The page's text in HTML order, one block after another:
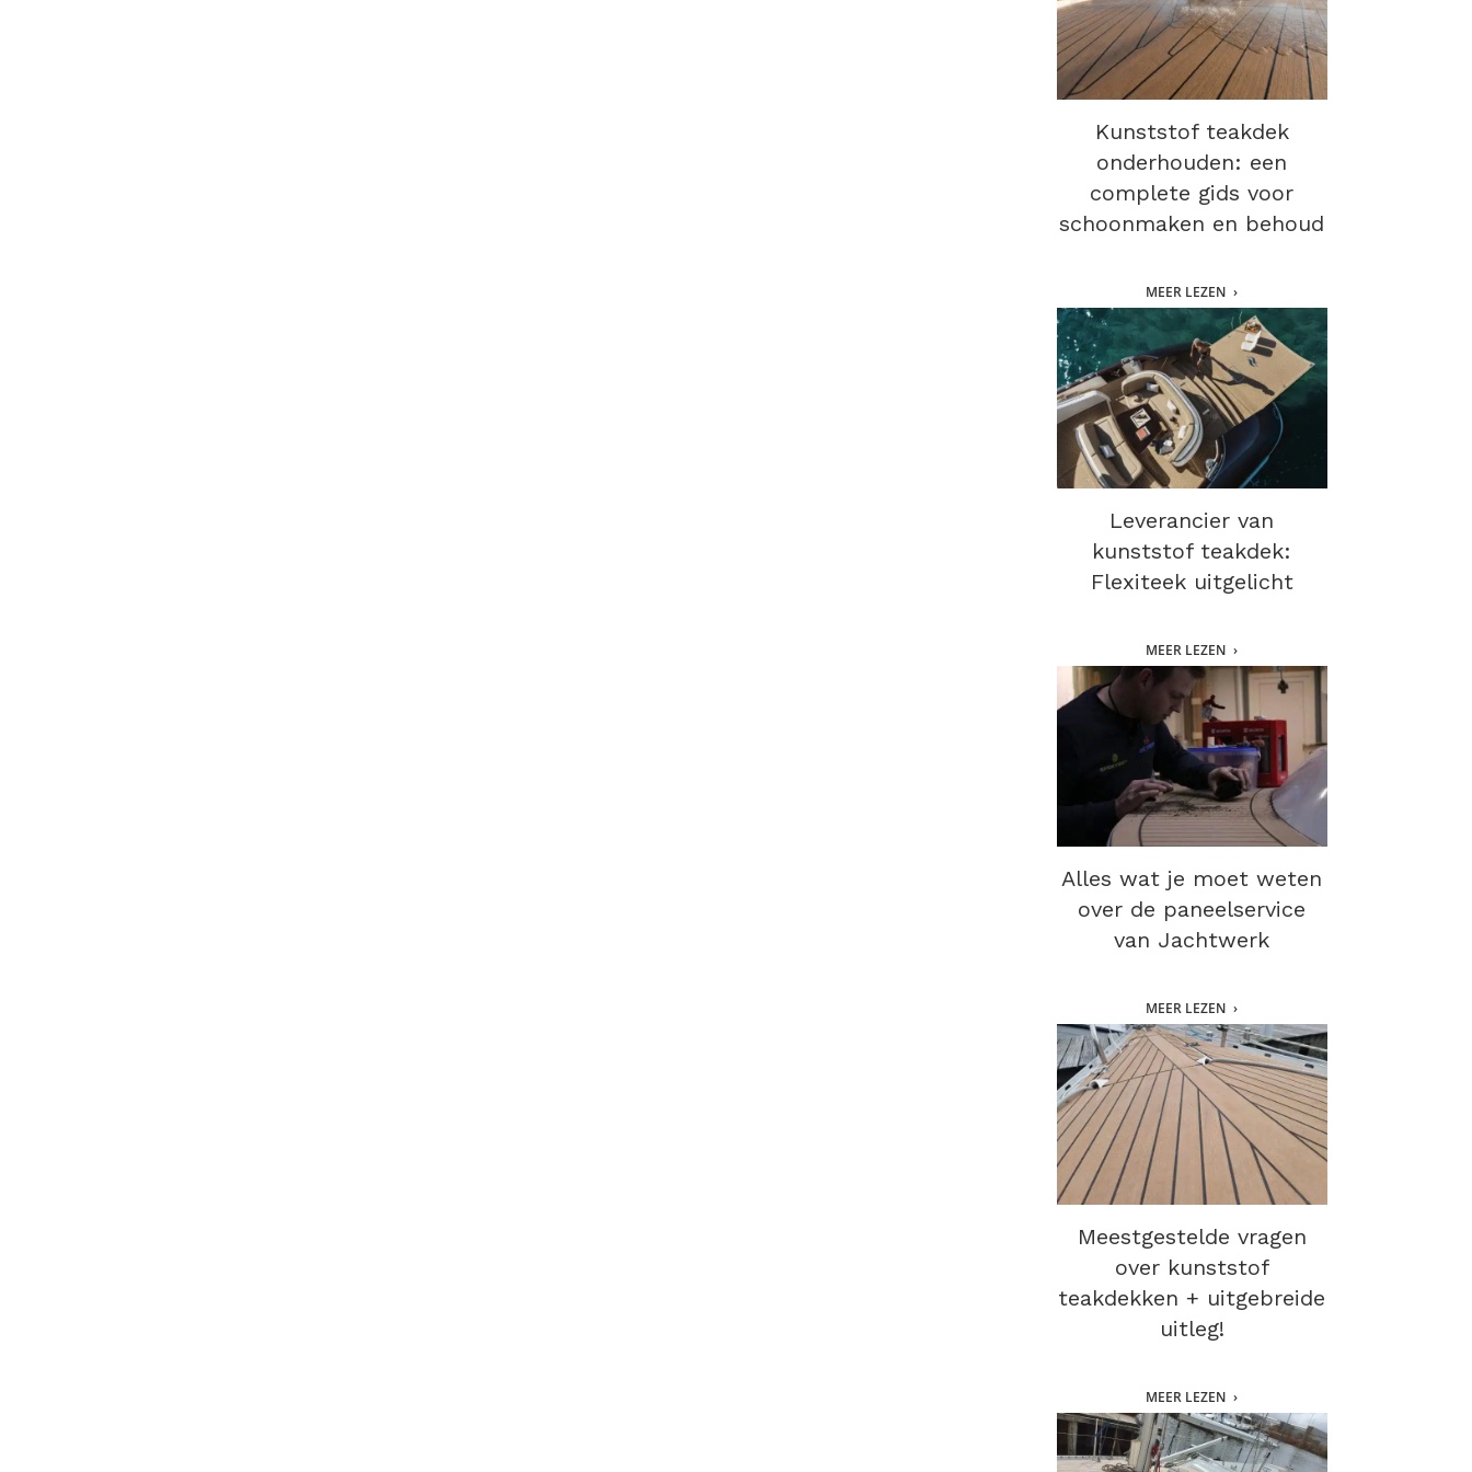
Kunststof teakdek
onderhouden: een
complete gids voor
schoonmaken en behoud
MEER LEZEN
Leverancier van
kunststof teakdek:
Flexiteek uitgelicht
MEER LEZEN
Alles wat je moet weten
over de paneelservice
van Jachtwerk
MEER LEZEN
Meestgestelde vragen
over kunststof
teakdekken + uitgebreide
uitleg!
MEER LEZEN